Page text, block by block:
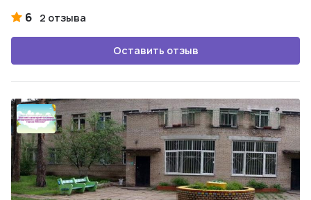
6 2 отзыва
Оставить отзыв